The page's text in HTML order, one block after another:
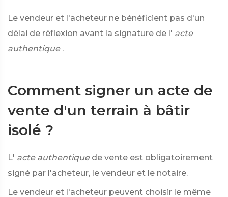
Le vendeur et l'acheteur ne bénéficient pas d'un
délai de réflexion avant la signature de l' acte
authentique .
Comment signer un acte de
vente d'un terrain à bâtir
isolé ?
L' acte authentique de vente est obligatoirement
signé par l'acheteur, le vendeur et le notaire.
Le vendeur et l'acheteur peuvent choisir le même